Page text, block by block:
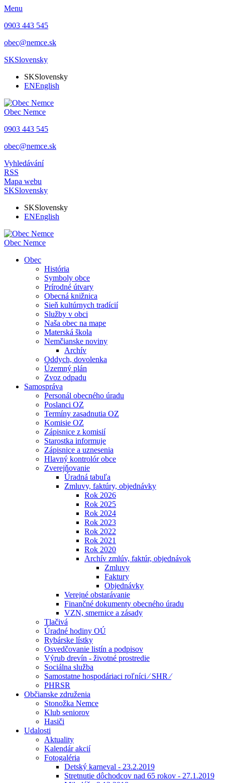
Menu
0903 443 545
obec@nemce.sk
SKSlovensky
SKSlovensky
ENEnglish
Obec Nemce
0903 443 545
obec@nemce.sk
Vyhledávání
RSS
Mapa webu
SKSlovensky
SKSlovensky
ENEnglish
Obec Nemce
Obec
História
Symboly obce
Prírodné útvary
Obecná knižnica
Sieň kultúrnych tradícií
Služby v obci
Naša obec na mape
Materská škola
Nemčianske noviny
Archív
Oddych, dovolenka
Územný plán
Zvoz odpadu
Samospráva
Personál obecného úradu
Poslanci OZ
Termíny zasadnutia OZ
Komisie OZ
Zápisnice z komisií
Starostka informuje
Zápisnice a uznesenia
Hlavný kontrolór obce
Zverejňovanie
Úradná tabuľa
Zmluvy, faktúry, objednávky
Rok 2026
Rok 2025
Rok 2024
Rok 2023
Rok 2022
Rok 2021
Rok 2020
Archív zmlúv, faktúr, objednávok
Zmluvy
Faktury
Objednávky
Verejné obstarávanie
Finančné dokumenty obecného úradu
VZN, smernice a zásady
Tlačivá
Úradné hodiny OÚ
Rybárske lístky
Osvedčovanie listín a podpisov
Výrub drevín - životné prostredie
Sociálna služba
Samostatne hospodáriaci roľníci ⁄ SHR ⁄
PHRSR
Občianske združenia
Stonožka Nemce
Klub seniorov
Hasiči
Udalosti
Aktuality
Kalendár akcií
Fotogaléria
Detský karneval - 23.2.2019
Stretnutie dôchodcov nad 65 rokov - 27.1.2019